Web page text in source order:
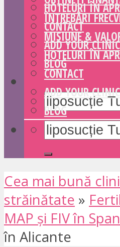
HOTELURI ÎN
CONTACT
ADD YOUR CLINIC
BLOG
ÎNTREBĂRI
MISIUNE &
HOTELURI ÎN
CONTACT
ADD YOUR CLINIC
BLOG
Cea mai bună
străinătate »
MAP și FIV în
în Alicante